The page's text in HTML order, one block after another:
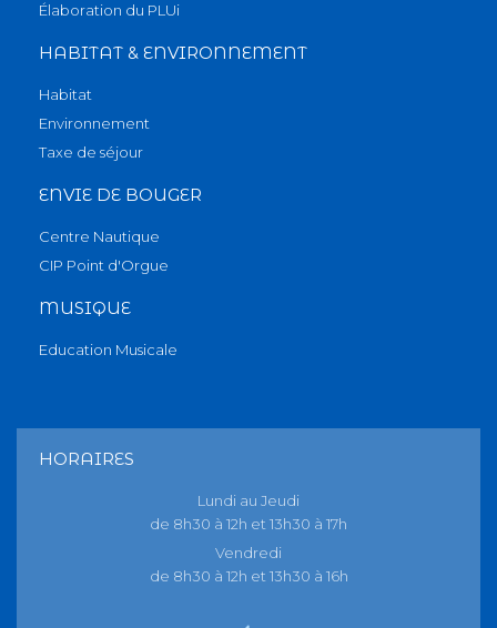
Élaboration du PLUi
HABITAT & ENVIRONNEMENT
Habitat
Environnement
Taxe de séjour
ENVIE DE BOUGER
Centre Nautique
CIP Point d'Orgue
MUSIQUE
Education Musicale
HORAIRES
Lundi au Jeudi
de 8h30 à 12h et 13h30 à 17h
Vendredi
de 8h30 à 12h et 13h30 à 16h